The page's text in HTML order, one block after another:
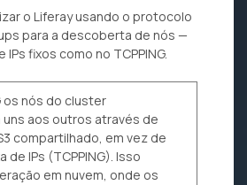
o Liferay usando o protocolo
para a descoberta de nós —
fixos como no TCPPING.
os nós do cluster
aos outros através de
compartilhado, em vez de
de IPs (TCPPING). Isso
em nuvem, onde os